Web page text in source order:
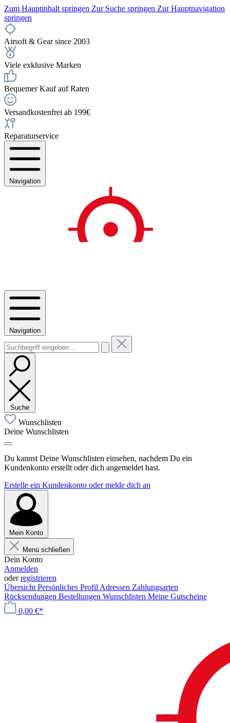
Zum Hauptinhalt springen Zur Suche springen Zur Hauptnavigation
springen
Airsoft & Gear since 2003
Viele exklusive Marken
Bequemer Kauf auf Raten
Versandkostenfrei ab 199€
Reparaturservice
Navigation
Navigation
Suche
Wunschlisten
Deine Wunschlisten
Du kannst Deine Wunschlisten einsehen, nachdem Du ein
Kundenkonto erstellt oder dich angemeldet hast.
Erstelle ein Kundenkonto oder melde dich an
Mein Konto
Menü schließen
Dein Konto
Anmelden
oderregistrieren
Übersicht Persönliches Profil Adressen Zahlungsarten
Rücksendungen Bestellungen Wunschlisten Meine Gutscheine
0,00 €*